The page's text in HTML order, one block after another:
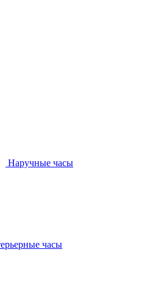
Наручные часы
часы